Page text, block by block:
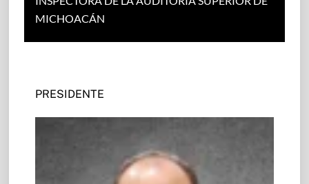
MICHOACÁN
PRESIDENTE